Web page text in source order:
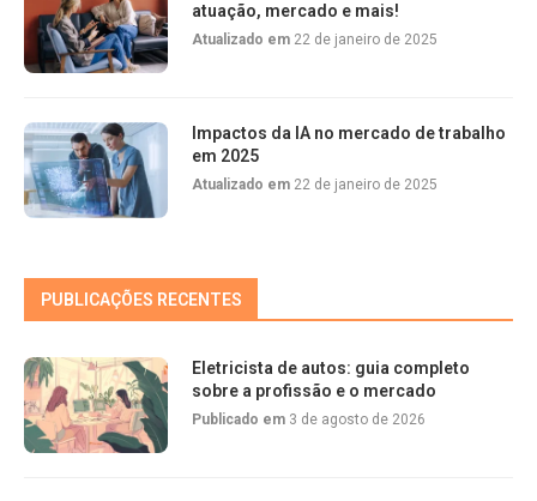
atuação, mercado e mais!
Atualizado em 22 de janeiro de 2025
Impactos da IA no mercado de trabalho
em 2025
Atualizado em 22 de janeiro de 2025
PUBLICAÇÕES RECENTES
Eletricista de autos: guia completo
sobre a profissão e o mercado
Publicado em 3 de agosto de 2026